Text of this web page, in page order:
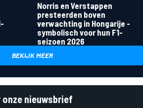
Norris en Verstappen
presteerden boven
verwachting in Hongarije -
symbolisch voor hun F1-
seizoen 2026
BEKIJK MEER
onze nieuwsbrief